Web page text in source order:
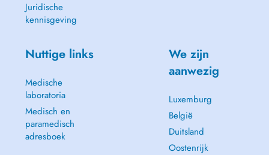
Juridische
kennisgeving
Nuttige links
Medische
laboratoria
Medisch en
paramedisch
adresboek
We zijn
aanwezig
Luxemburg
België
Duitsland
Oostenrijk